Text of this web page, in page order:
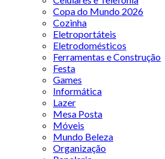
Copa do Mundo 2026
Cozinha
Eletroportáteis
Eletrodomésticos
Ferramentas e Construção
Festa
Games
Informática
Lazer
Mesa Posta
Móveis
Mundo Beleza
Organização